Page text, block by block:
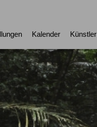
Kalender Künstler